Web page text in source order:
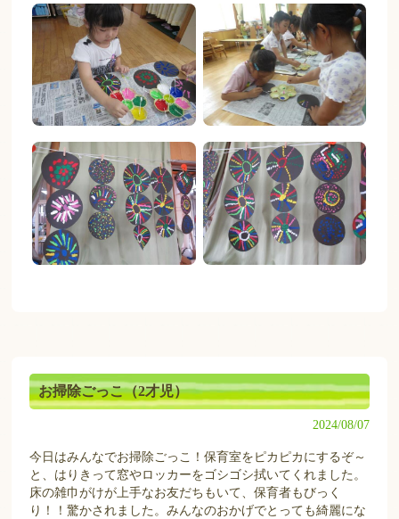
お掃除ごっこ（2才児）
2024/08/07
今日はみんなでお掃除ごっこ！保育室をピカピカにするぞ～
と、はりきって窓やロッカーをゴシゴシ拭いてくれました。
床の雑巾がけが上手なお友だちもいて、保育者もびっく
り！！驚かされました。みんなのおかげでとっても綺麗にな